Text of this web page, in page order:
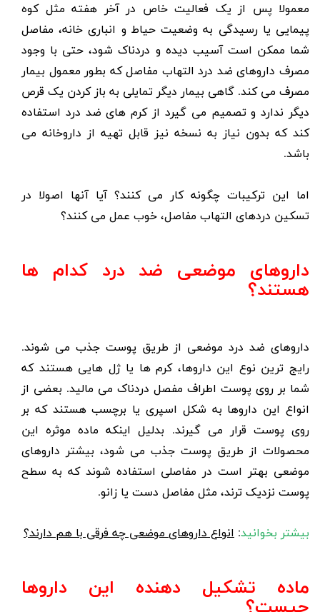
معمولا پس از یک فعالیت خاص در آخر هفته مثل کوه
پیمایی یا رسیدگی به وضعیت حیاط و انباری خانه، مفاصل
شما ممکن است آسیب دیده و دردناک شود، حتی با وجود
مصرف داروهای ضد درد التهاب مفاصل که بطور معمول بیمار
مصرف می کند. گاهی بیمار دیگر تمایلی به باز کردن یک قرص
دیگر ندارد و تصمیم می گیرد ازکرم های ضد درد استفاده
کند که بدون نیاز به نسخه نیز قابل تهیه از داروخانه می
باشد.
اما این ترکیبات چگونه کار می کنند؟ آیا آنها اصولا در
تسکین دردهای التهاب مفاصل، خوب عمل می کنند؟
داروهای موضعی ضد درد کدام ها
هستند؟
داروهای ضد درد موضعی از طریق پوست جذب می شوند.
رایج ترین نوع این داروها، کرم ها یا ژل هایی هستند که
شما بر روی پوست اطراف مفصل دردناک می مالید. بعضی از
انواع این داروها به شکل اسپری یا برچسب هستند که بر
روی پوست قرار می گیرند. بدلیل اینکه ماده موثره این
محصولات از طریق پوست جذب می شود، بیشتر داروهای
موضعی بهتر است در مفاصلی استفاده شوند که به سطح
پوست نزدیک ترند، مثل مفاصل دست یا زانو.
بیشتر بخوانید: انواع داروهای موضعی چه فرقی با هم دارند؟
ماده تشکیل دهنده این داروها